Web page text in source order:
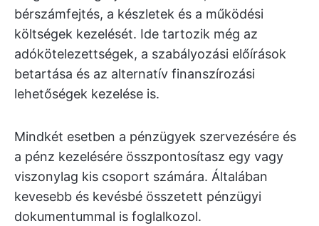
bérszámfejtés, a készletek és a működési
költségek kezelését. Ide tartozik még az
adókötelezettségek, a szabályozási előírások
betartása és az alternatív finanszírozási
lehetőségek kezelése is.
Mindkét esetben a pénzügyek szervezésére és
a pénz kezelésére összpontosítasz egy vagy
viszonylag kis csoport számára. Általában
kevesebb és kevésbé összetett pénzügyi
dokumentummal is foglalkozol.